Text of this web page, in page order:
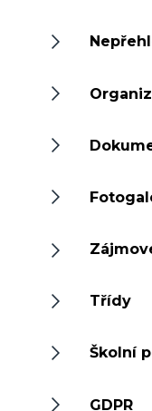
Třídy
Školní
GDPR